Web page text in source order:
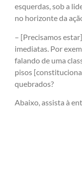
esquerdas, sob a
no horizonte da
– [Precisamos
imediatas. Por
falando de uma
pisos
quebrados?
Abaixo, assista à